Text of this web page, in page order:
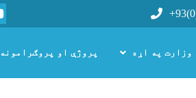
وزارت په اړه پروژې او پروګرامونه